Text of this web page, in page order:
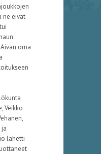
ne eivät
oma
Veikko
lähetti